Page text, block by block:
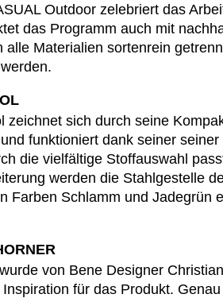
Jordanien (JO)
Kanada (CA)
Kroatien(HR)
Kuwait(KW)
Lettland (LV)
Liechtenstein(LI)
Malaysia (MY)
Marokko(MA)
Outdoor zelebriert das
das Programm auch mit
alle Materialien sortenrein
zeichnet sich durch seine
funktioniert dank seiner
die vielfältige Stoffauswahl
werden die Stahlgestelle
Farben Schlamm und Jadegrün
von Bene Designer
für das Produkt.